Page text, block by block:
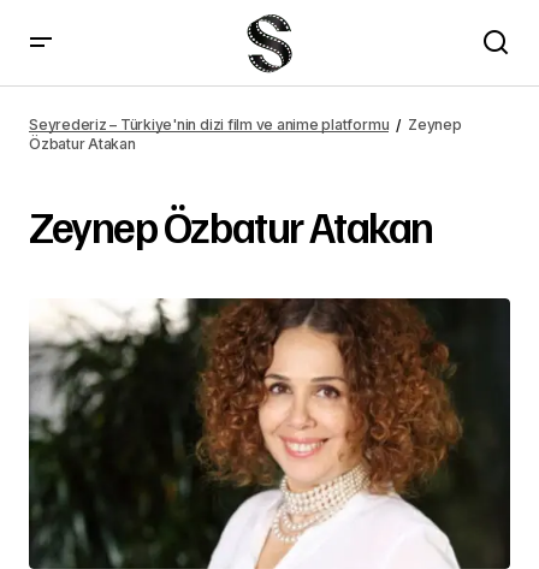
Seyrederiz – Türkiye'nin dizi film ve anime platformu
Zeynep
Özbatur Atakan
Zeynep Özbatur Atakan